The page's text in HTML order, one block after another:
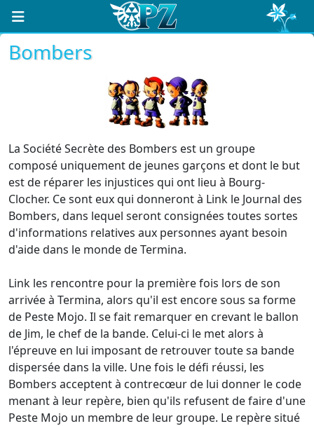
Bombers
La Société Secrète des Bombers est un groupe
composé uniquement de jeunes garçons et dont le but
est de réparer les injustices qui ont lieu à Bourg-
Clocher. Ce sont eux qui donneront à Link le Journal des
Bombers, dans lequel seront consignées toutes sortes
d'informations relatives aux personnes ayant besoin
d'aide dans le monde de Termina.
Link les rencontre pour la première fois lors de son
arrivée à Termina, alors qu'il est encore sous sa forme
de Peste Mojo. Il se fait remarquer en crevant le ballon
de Jim, le chef de la bande. Celui-ci le met alors à
l'épreuve en lui imposant de retrouver toute sa bande
dispersée dans la ville. Une fois le défi réussi, les
Bombers acceptent à contrecœur de lui donner le code
menant à leur repère, bien qu'ils refusent de faire d'une
Peste Mojo un membre de leur groupe. Le repère situé